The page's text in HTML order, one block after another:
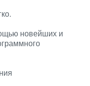
новейших и